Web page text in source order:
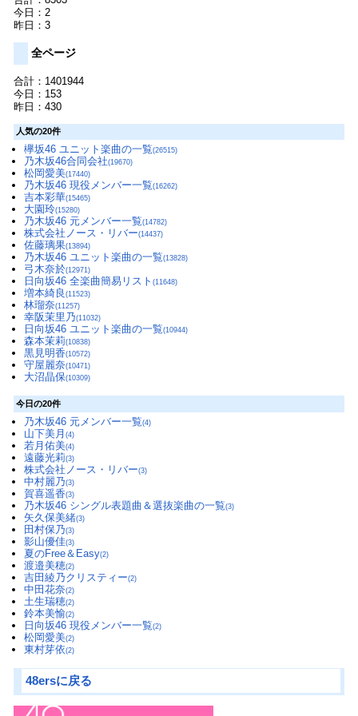
今日：2
昨日：3
全ページ
合計：1401944
今日：153
昨日：430
人気の20件
欅坂46 ユニット楽曲の一覧(26515)
乃木坂46合同会社(19670)
松岡愛美(17440)
乃木坂46 現役メンバー一覧(16262)
吉本彩華(15465)
大園玲(15280)
乃木坂46 元メンバー一覧(14782)
株式会社ノース・リバー(14437)
佐藤璃果(13894)
乃木坂46 ユニット楽曲の一覧(13828)
弓木奈於(12971)
日向坂46 全楽曲簡易リスト (11648)
増本綺良 (11523)
林瑠奈(11257)
幸阪茉里乃(11032)
日向坂46 ユニット楽曲の一覧(10944)
森本茉莉(10838)
黒見明香(10572)
守屋麗奈(10471)
大沼晶保(10309)
今日の20件
乃木坂46 元メンバー一覧(4)
山下美月 (4)
若月佑美(4)
遠藤光莉(3)
株式会社ノース・リバー(3)
中村麗乃(3)
賀喜遥香(3)
乃木坂46 シングル表題曲＆選抜楽曲の一覧(3)
矢久保美緒(3)
田村保乃(3)
影山優佳(3)
夏のFree＆Easy(2)
渡邉美穂(2)
吉田綾乃クリスティー(2)
中田花奈(2)
土生瑞穂(2)
鈴本美愉(2)
日向坂46 現役メンバー一覧(2)
松岡愛美(2)
東村芽依(2)
48ersに戻る